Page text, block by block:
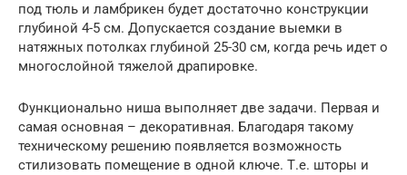
под тюль и ламбрикен будет достаточно конструкции
глубиной 4-5 см. Допускается создание выемки в
натяжных потолках глубиной 25-30 см, когда речь идет о
многослойной тяжелой драпировке.
Функционально ниша выполняет две задачи. Первая и
самая основная – декоративная. Благодаря такому
техническому решению появляется возможность
стилизовать помещение в одной ключе. Т.е. шторы и